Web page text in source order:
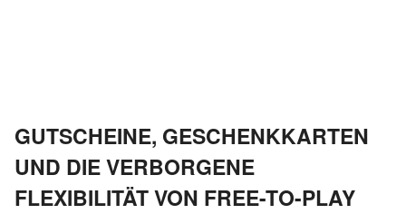
GUTSCHEINE, GESCHENKKARTEN
UND DIE VERBORGENE
FLEXIBILITÄT VON FREE-TO-PLAY